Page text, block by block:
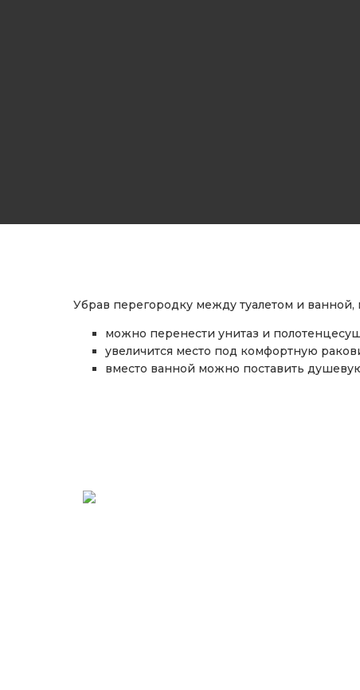
Убрав перегородку между туалетом и
можно перенести унитаз и
увеличится место под комфортную
вместо ванной можно поставить